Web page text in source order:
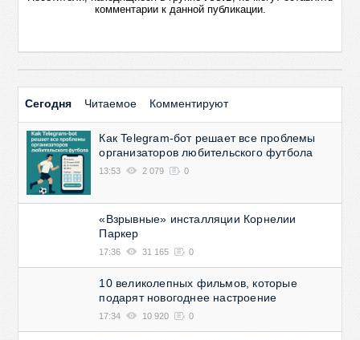
комментарии к данной публикации.
Сегодня Читаемое Комментируют
Как Telegram-бот решает все проблемы
организаторов любительского футбола
13:53 2 079 0
«Взрывные» инсталляции Корнелии
Паркер
17:36 31 165 0
10 великолепных фильмов, которые
подарят новогоднее настроение
17:34 10 920 0